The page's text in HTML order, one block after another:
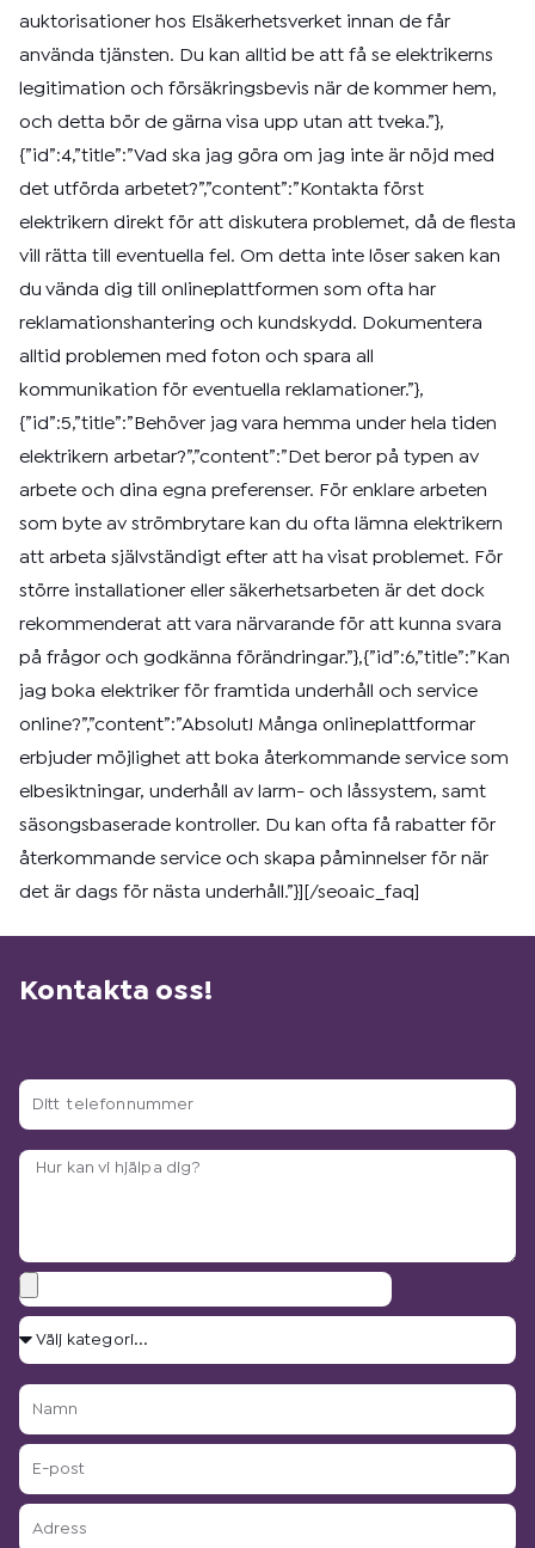
auktorisationer hos Elsäkerhetsverket innan de får
använda tjänsten. Du kan alltid be att få se elektrikerns
legitimation och försäkringsbevis när de kommer hem,
och detta bör de gärna visa upp utan att tveka.”},
{”id”:4,”title”:”Vad ska jag göra om jag inte är nöjd med
det utförda arbetet?”,”content”:”Kontakta först
elektrikern direkt för att diskutera problemet, då de flesta
vill rätta till eventuella fel. Om detta inte löser saken kan
du vända dig till onlineplattformen som ofta har
reklamationshantering och kundskydd. Dokumentera
alltid problemen med foton och spara all
kommunikation för eventuella reklamationer.”},
{”id”:5,”title”:”Behöver jag vara hemma under hela tiden
elektrikern arbetar?”,”content”:”Det beror på typen av
arbete och dina egna preferenser. För enklare arbeten
som byte av strömbrytare kan du ofta lämna elektrikern
att arbeta självständigt efter att ha visat problemet. För
större installationer eller säkerhetsarbeten är det dock
rekommenderat att vara närvarande för att kunna svara
på frågor och godkänna förändringar.”},{”id”:6,”title”:”Kan
jag boka elektriker för framtida underhåll och service
online?”,”content”:”Absolut! Många onlineplattformar
erbjuder möjlighet att boka återkommande service som
elbesiktningar, underhåll av larm- och låssystem, samt
säsongsbaserade kontroller. Du kan ofta få rabatter för
återkommande service och skapa påminnelser för när
det är dags för nästa underhåll.”}][/seoaic_faq]
Kontakta oss!
Ditt
Arbetsbeskrivning?
Bilagor
Välj
Namn
E-
post
Adress